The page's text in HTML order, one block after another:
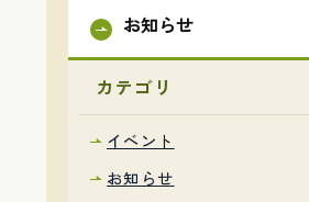
お知らせ
カテゴリ
イベント
お知らせ